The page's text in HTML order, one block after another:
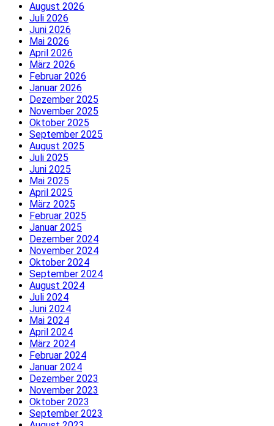
August 2026
Juli 2026
Juni 2026
Mai 2026
April 2026
März 2026
Februar 2026
Januar 2026
Dezember 2025
November 2025
Oktober 2025
September 2025
August 2025
Juli 2025
Juni 2025
Mai 2025
April 2025
März 2025
Februar 2025
Januar 2025
Dezember 2024
November 2024
Oktober 2024
September 2024
August 2024
Juli 2024
Juni 2024
Mai 2024
April 2024
März 2024
Februar 2024
Januar 2024
Dezember 2023
November 2023
Oktober 2023
September 2023